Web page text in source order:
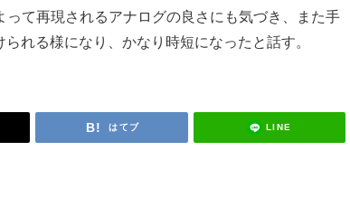
て再現されるアナログの良さにも気づき、また手
れる様になり、かなり時短になったと話す。
はてブ LINE